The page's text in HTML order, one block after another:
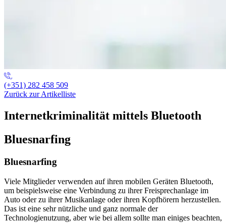
(+351) 282 458 509
Zurück zur Artikelliste
Internetkriminalität mittels Bluetooth
Bluesnarfing
Bluesnarfing
Viele Mitglieder verwenden auf ihren mobilen Geräten Bluetooth,
um beispielsweise eine Verbindung zu ihrer Freisprechanlage im
Auto oder zu ihrer Musikanlage oder ihren Kopfhörern herzustellen.
Das ist eine sehr nützliche und ganz normale der
Technologienutzung, aber wie bei allem sollte man einiges beachten,